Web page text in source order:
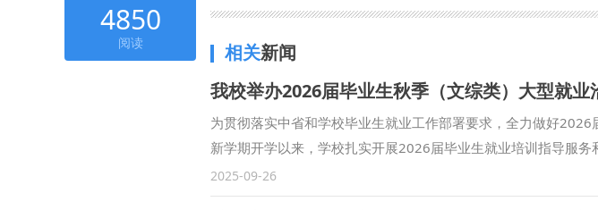
4850
阅读 相关新闻
我校举办2026届毕业生秋季（文综类）大型就业
为贯彻落实中省和学校毕业生就业工作部署要求，全力做好2026
新学期开学以来，学校扎实开展2026届毕业生就业培训指导服
就业保驾护航。 9月24日，“西北政法大学2026届毕业生秋季大
办。中国建筑一局（集团）有限公司西北分公司、陕西建工第十
2025-09-26